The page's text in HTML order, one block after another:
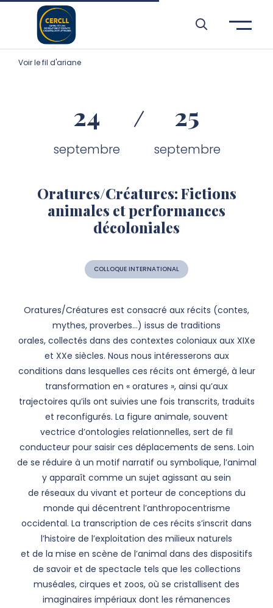
Aller à l’entête de page
Aller au menu principale
Aller au contenu principal
Aller à la recherche
Passer aux cookies
Aller au pied de page
Voir le fil d'ariane
24
septembre
25
septembre
Oratures/Créatures: Fictions
animales et performances
décoloniales
COLLOQUE INTERNATIONAL
Oratures/Créatures est consacré aux récits (contes,
mythes, proverbes…) issus de traditions
orales, collectés dans des contextes coloniaux aux XIXe
et XXe siècles. Nous nous intéresserons aux
conditions dans lesquelles ces récits ont émergé, à leur
transformation en « oratures », ainsi qu’aux
trajectoires qu’ils ont suivies une fois transcrits, traduits
et reconfigurés. La figure animale, souvent
vectrice d’ontologies relationnelles, sert de fil
conducteur pour saisir ces déplacements de sens. Loin
de se réduire à un motif narratif ou symbolique, l’animal
y apparaît comme un sujet agissant au sein
de réseaux du vivant et porteur de conceptions du
monde qui décentrent l’anthropocentrisme
occidental. La transcription de ces récits s’inscrit dans
l’histoire de l’exploitation des milieux naturels
et de la mise en scène de l’animal dans des dispositifs
de savoir et de spectacle tels que les collections
muséales, cirques et zoos, où se cristallisent des
imaginaires impériaux dont les rémanences